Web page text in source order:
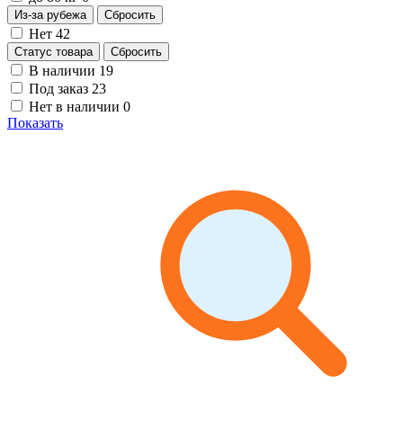
Из-за рубежа Сбросить
Нет 42
Статус товара Сбросить
В наличии 19
Под заказ 23
Нет в наличии 0
Показать